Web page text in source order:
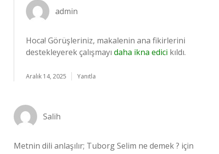
admin
Hoca! Görüşleriniz, makalenin ana fikirlerini
destekleyerek çalışmayı daha ikna edici kıldı.
Aralık 14, 2025 Yanıtla
Salih
Metnin dili anlaşılır; Tuborg Selim ne demek ? için